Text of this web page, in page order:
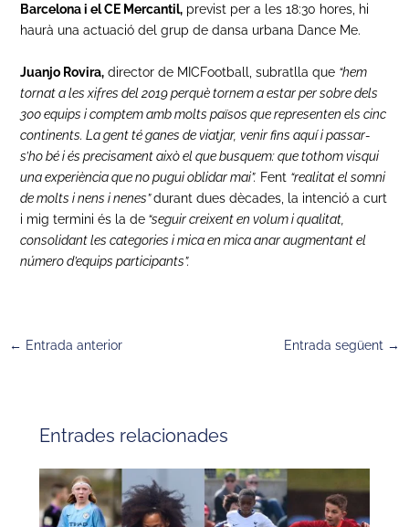
Barcelona i el CE Mercantil,previst per a les 18:30 hores, hi
haurà una actuació del grup de dansa urbana Dance Me.
Juanjo Rovira,director de MICFootball, subratlla que “hem
tornat a les xifres del 2019 perquè tornem a estar per sobre dels
300 equips i comptem amb molts països que representen els cinc
continents. La gent té ganes de viatjar, venir fins aquí i passar-
s’ho bé i és precisament això el que busquem: que tothom visqui
una experiència que no pugui oblidar mai”. Fent “realitat el somni
de molts i nens i nenes”durant dues dècades, la intenció a curt
i mig termini és la de“seguir creixent en volum i qualitat,
consolidant les categories i mica en mica anar augmentant el
número d’equips participants”.
← Entrada anterior Entrada següent →
Entrades relacionades